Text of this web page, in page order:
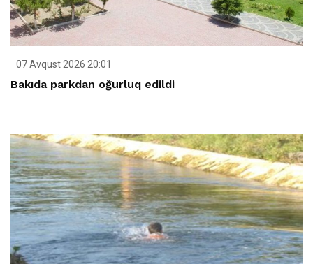
07 Avqust 2026 20:01
Bakıda parkdan oğurluq edildi